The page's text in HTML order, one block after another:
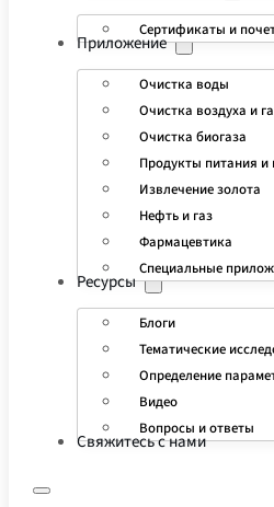
Сертификаты и
Приложение
Очистка воды
Очистка воздуха и
Очистка биогаза
Продукты питания и
Извлечение золота
Нефть и газ
Фармацевтика
Специальные
Ресурсы
Блоги
Тематические
Определение
Видео
Вопросы и ответы
Свяжитесь с нами